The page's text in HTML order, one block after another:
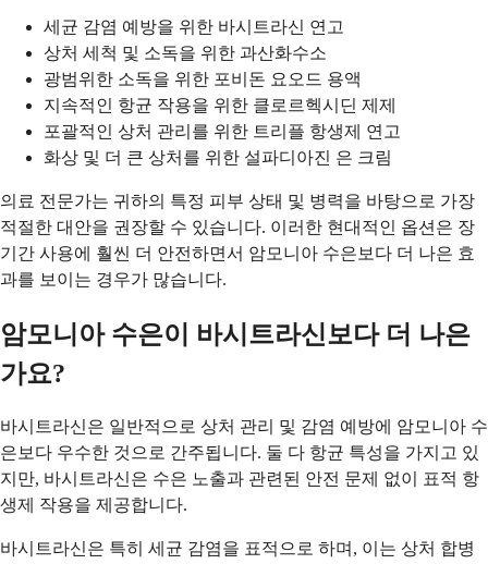
세균 감염 예방을 위한 바시트라신 연고
상처 세척 및 소독을 위한 과산화수소
광범위한 소독을 위한 포비돈 요오드 용액
지속적인 항균 작용을 위한 클로르헥시딘 제제
포괄적인 상처 관리를 위한 트리플 항생제 연고
화상 및 더 큰 상처를 위한 설파디아진 은 크림
의료 전문가는 귀하의 특정 피부 상태 및 병력을 바탕으로 가장
적절한 대안을 권장할 수 있습니다. 이러한 현대적인 옵션은 장
기간 사용에 훨씬 더 안전하면서 암모니아 수은보다 더 나은 효
과를 보이는 경우가 많습니다.
암모니아 수은이 바시트라신보다 더 나은
가요?
바시트라신은 일반적으로 상처 관리 및 감염 예방에 암모니아 수
은보다 우수한 것으로 간주됩니다. 둘 다 항균 특성을 가지고 있
지만, 바시트라신은 수은 노출과 관련된 안전 문제 없이 표적 항
생제 작용을 제공합니다.
바시트라신은 특히 세균 감염을 표적으로 하며, 이는 상처 합병